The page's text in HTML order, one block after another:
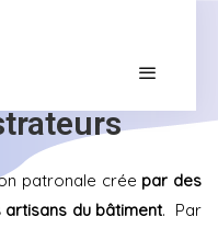
patronale crée par des
du bâtiment. Par